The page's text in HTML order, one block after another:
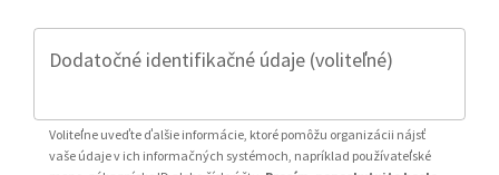
Dodatočné identifikačné údaje (voliteľné)
Voliteľne uveďte ďalšie informácie, ktoré pomôžu organizácii nájsť
vaše údaje v ich informačných systémoch, napríklad používateľské